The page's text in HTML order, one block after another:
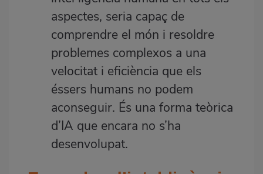
aspectes, seria capaç de
comprendre el món i resoldre
problemes complexos a una
velocitat i eficiència que els
éssers humans no podem
aconseguir. És una forma teòrica
d’IA que encara no s’ha
desenvolupat.